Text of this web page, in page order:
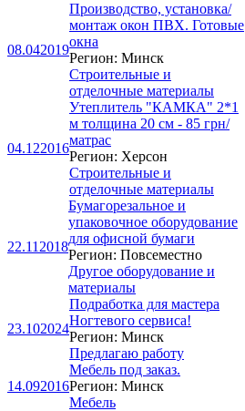
08.042019
Производство, установка/
монтаж окон ПВХ. Готовые
окна
Регион: Минск
Строительные и
отделочные материалы
04.122016
Утеплитель "КАМКА" 2*1
м толщина 20 см - 85 грн/
матрас
Регион: Херсон
Строительные и
отделочные материалы
22.11 2018
Бумагорезальное и
упаковочное оборудование
для офисной бумаги
Регион: Повсеместно
Другое оборудование и
материалы
23.102024
Подработка для мастера
Ногтевого сервиса!
Регион: Минск
Предлагаю работу
14.092016
Мебель под заказ.
Регион: Минск
Мебель